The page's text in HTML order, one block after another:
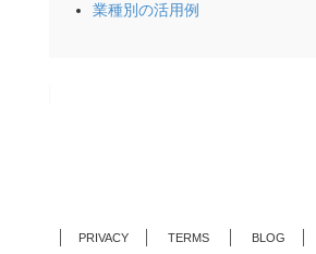
業種別の活用例
PRIVACY TERMS BLOG